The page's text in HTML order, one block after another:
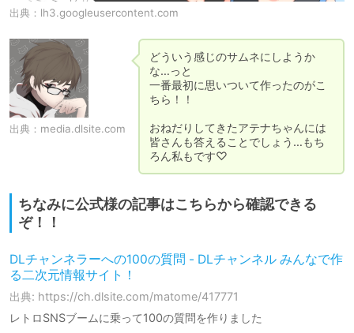
出典： lh3.googleusercontent.com
出典： media.dlsite.com
どういう感じのサムネにしようか
な…っと
一番最初に思いついて作ったのがこ
ちら！！
おねだりしてきたアテナちゃんには
皆さんも答えることでしょう…もち
ろん私もです♡
ちなみに公式様の記事はこちらから確認できる
ぞ！！
DLチャンネラーへの100の質問 - DLチャンネル みんなで作
る二次元情報サイト！
出典: https://ch.dlsite.com/matome/417771
レトロSNSブームに乗って100の質問を作りました